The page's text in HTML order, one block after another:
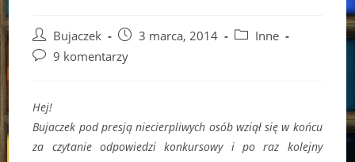
Post
author:
Bujaczek
Post
published:
3 marca, 2014
PostInne
Post9 komentarzy
Hej!
Bujaczek pod presją niecierpliwych osób wziął się w końcu
za czytanie odpowiedzi konkursowy i po raz kolejny